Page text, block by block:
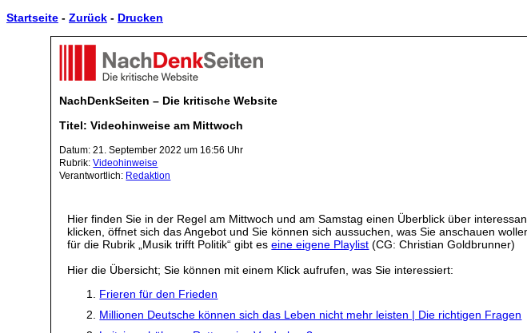
Startseite - Zurück - Drucken
NachDenkSeiten – Die kritische Website
Titel: Videohinweise am Mittwoch
Datum: 21. September 2022 um 16:56 Uhr
Rubrik:Videohinweise
Verantwortlich: Redaktion
Hier finden Sie in der Regel am Mittwoch und am Samstag einen Überblick über
klicken, öffnet sich das Angebot und Sie können sich aussuchen, was Sie anschauen
für die Rubrik „Musik trifft Politik“ gibt eseine eigene Playlist (CG: Christian Goldbrunner)
Hier die Übersicht; Sie können mit einem Klick aufrufen, was Sie interessiert:
Frieren für den Frieden
Millionen Deutsche können sich das Leben nicht mehr leisten | Die richtigen Fragen